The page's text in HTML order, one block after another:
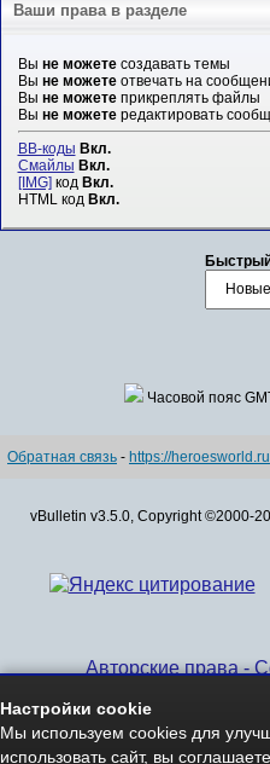
Ваши права в разделе
Вы не можетесоздавать темы
Вы не можетеотвечать на
Вы не можетеприкреплять файлы
Вы не можетередактировать
BB-коды Вкл.
Смайлы Вкл.
[IMG]код Вкл.
HTML код Вкл.
Часовой пояс
Обратная связь - https://heroesworld.ru
vBulletin v3.5.0, Copyright ©2000-
Авторские права -
Настройки cookie
Мы используем cookies для
использовать сайт, вы